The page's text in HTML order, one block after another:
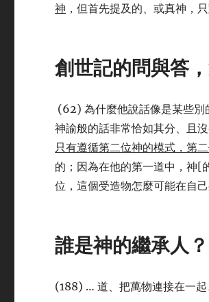
神 ，但首先提及的、或真神，
創世記的問與答
(62) 為什麼他說話像是某些別
神諭般的話非常恰如其分、且
只有遵循第二位神的模式，第
的；因為在他的第一道中，神[
位，這個受造物怎麼可能在自
誰是神的繼承人？
(188) … 道、把萬物連接在一